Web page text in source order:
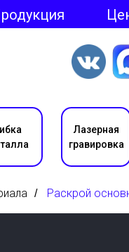
Лазерная
гравировка
/ Раскрой